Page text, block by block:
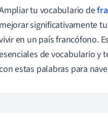
tu vocabulario de
mejorar significativamente
en un país francófono.
de vocabulario y
estas palabras para